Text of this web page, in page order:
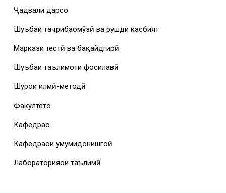
Ҷадвали дарсҳо
Шуъбаи таҷрибаомӯзӣ ва рушди касбият
Маркази тестӣ ва бақайдгирӣ
Шуъбаи таълимоти фосилавӣ
Шурои илмӣ-методӣ
Факултетҳо
Кафедраҳо
Кафедраҳои умумидонишгоҳӣ
Лабораторияҳои таълимӣ